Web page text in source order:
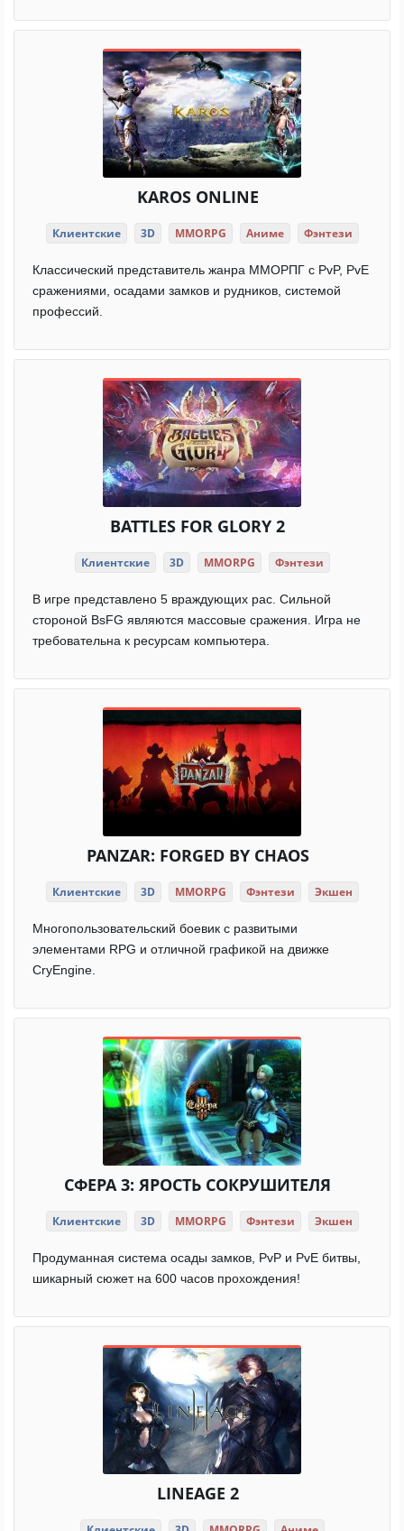
KAROS ONLINE
Клиентские 3D MMORPG Аниме Фэнтези
Классический представитель жанра ММОРПГ с PvP, PvE
сражениями, осадами замков и рудников, системой
профессий.
BATTLES FOR GLORY 2
Клиентские 3D MMORPG Фэнтези
В игре представлено 5 враждующих рас. Сильной
стороной BsFG являются массовые сражения. Игра не
требовательна к ресурсам компьютера.
PANZAR: FORGED BY CHAOS
Клиентские 3D MMORPG Фэнтези Экшен
Многопользовательский боевик с развитыми
элементами RPG и отличной графикой на движке
CryEngine.
СФЕРА 3: ЯРОСТЬ СОКРУШИТЕЛЯ
Клиентские 3D MMORPG Фэнтези Экшен
Продуманная система осады замков, PvP и PvE битвы,
шикарный сюжет на 600 часов прохождения!
LINEAGE 2